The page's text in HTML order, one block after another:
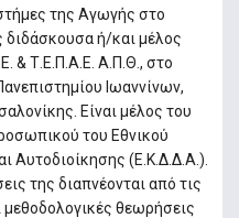
της Αγωγής στο
ή/και μέλος
& Τ.Ε.Π.Α.Ε. Α.Π.Θ., στο
Ιωαννίνων,
Είναι μέλος του
του Εθνικού
Αυτοδιοίκησης (Ε.Κ.Δ.Δ.Α.).
της διαπνέονται από τις
μεθοδολογικές θεωρήσεις